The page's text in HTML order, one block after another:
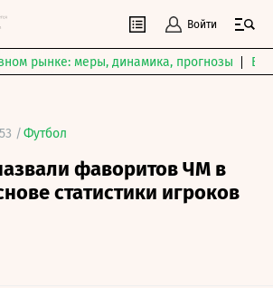
Войти
рынке: меры, динамика, прогнозы
/Футбол
фаворитов ЧМ в
статистики игроков